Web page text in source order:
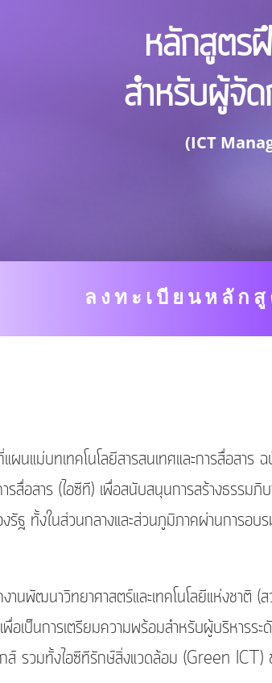
หลักสูตร
สำหรับผู้จั
(ICT
ลงทะเบียนหลัก
ทเทคโนโลยีสารสนเทศและการสื่อสาร ฉ
รสื่อสาร (ไอซีที) เพื่อสนับสนุนการสร้างธรรมภิ
รัฐ ทั้งในส่วนกลางและส่วนภูมิภาคผ่านการอบ
าวิทยาศาสตร์และเทคโนโลยีแห่งชาติ (สวท
พื่อเป็นการเตรียมความพร้อมสำหรับผู้บริหาร
ส์ รวมทั้งไอซีทีรักษ์สิ่งแวดล้อม (Green ICT)